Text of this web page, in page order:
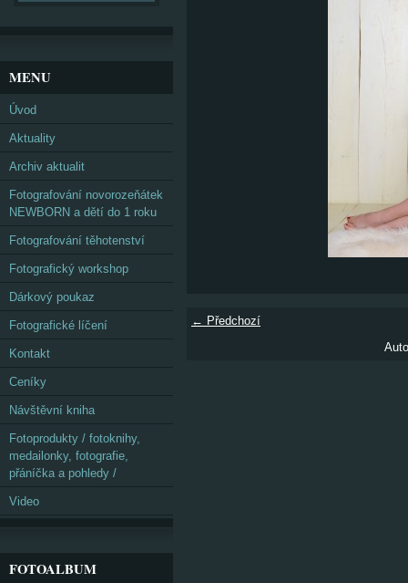
← Předchozí
MENU
Úvod
Aktuality
Archiv aktualit
Fotografování novorozeňátek
NEWBORN a dětí do 1 roku
Fotografování těhotenství
Fotografický workshop
Dárkový poukaz
Fotografické líčení
Kontakt
Ceníky
Návštěvní kniha
Fotoprodukty / fotoknihy,
medailonky, fotografie,
přáníčka a pohledy /
Video
FOTOALBUM